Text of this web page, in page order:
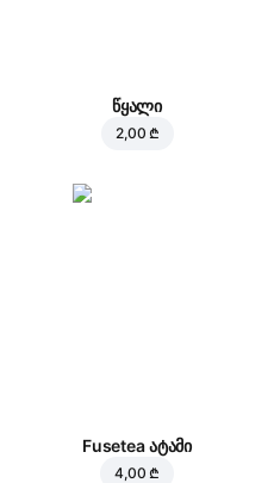
წყალი
2,00 ₾
Fusetea ატამი
4,00 ₾